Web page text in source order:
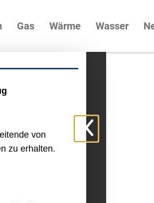
Gas Wärme Wasser
von
zu erhalten.